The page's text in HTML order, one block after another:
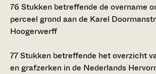
76 Stukken betreffende de overname
perceel grond aan de Karel
Hoogerwerff
77Stukken betreffende het overzicht
en grafzerken in de Nederlands